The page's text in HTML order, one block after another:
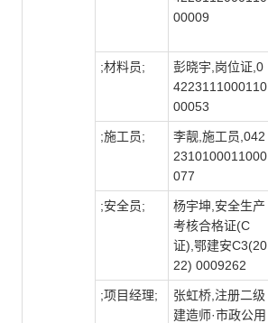
00009
;材料员;
彭晓宇,岗位证,0
4223111000110
00053
;施工员;
李靓,施工员,042
2310100011000
077
;安全员;
杨宇坤,安全生产
考核合格证(C
证),鄂建安C3(20
22) 0009262
;项目经理;
张虹桥,注册二级
建造师·市政公用